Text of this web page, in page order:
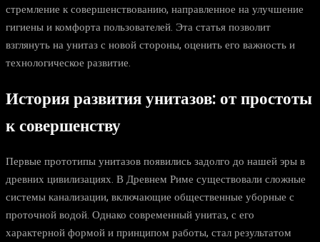
стремление к совершенствованию, направленное на улучшение
гигиены и комфорта пользователей. Эта статья позволит
взглянуть на унитаз с новой стороны, оценить его важность и
технологическое развитие.
История развития унитазов: от простоты
к совершенству
Первые прототипы унитазов появились задолго до нашей эры в
древних цивилизациях. В Древнем Риме существовали сложные
системы канализации, включающие общественные уборные с
проточной водой. Однако современный унитаз, с его
характерной формой и принципом работы, стал результатом